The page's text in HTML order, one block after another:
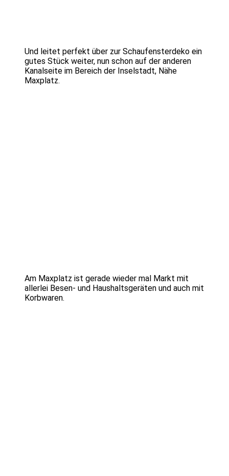
Und leitet perfekt über zur Schaufensterdeko ein
gutes Stück weiter, nun schon auf der anderen
Kanalseite im Bereich der Inselstadt, Nähe
Maxplatz.
Am Maxplatz ist gerade wieder mal Markt mit
allerlei Besen- und Haushaltsgeräten und auch mit
Korbwaren.